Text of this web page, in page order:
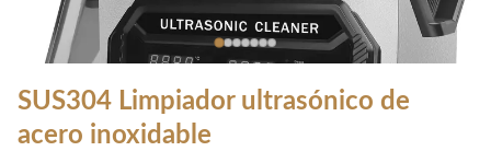
SUS304 Limpiador ultrasónico de
acero inoxidable